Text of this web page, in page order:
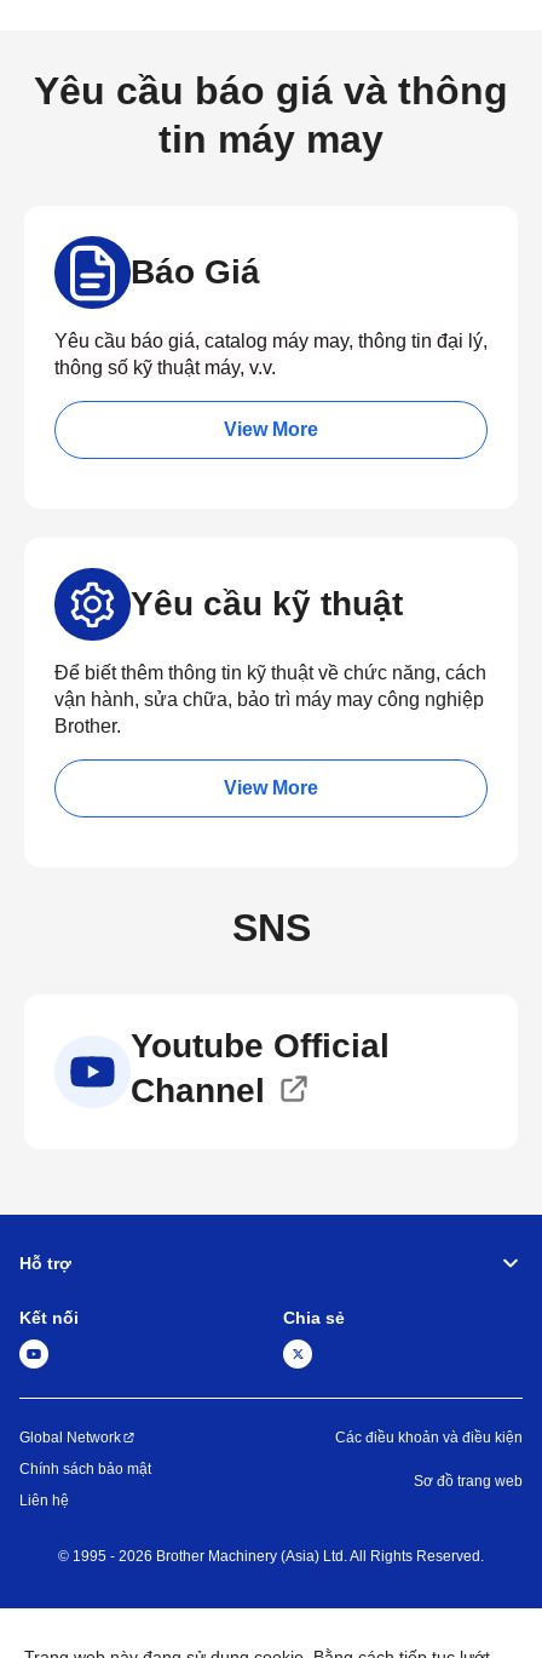
Yêu cầu báo giá và thông
tin máy may
Báo Giá
Yêu cầu báo giá, catalog máy may, thông tin đại lý,
thông số kỹ thuật máy, v.v.
View More
Yêu cầu kỹ thuật
Để biết thêm thông tin kỹ thuật về chức năng, cách
vận hành, sửa chữa, bảo trì máy may công nghiệp
Brother.
View More
SNS
Youtube Official
Channel
Hỗ trợ
Kết nối Chia sẻ
Global Network
Chính sách bảo mật
Liên hệ
Các điều khoản và điều kiện
Sơ đồ trang web
© 1995 - 2026 Brother Machinery (Asia) Ltd. All Rights Reserved.